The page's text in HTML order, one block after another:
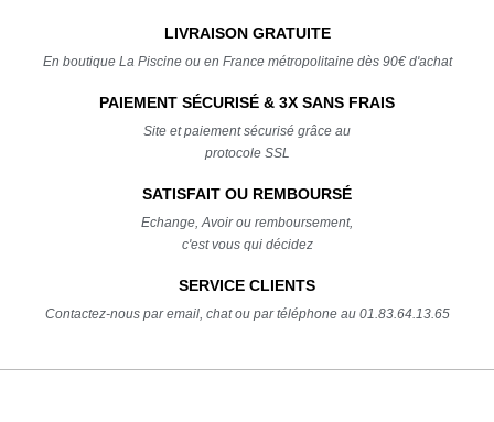
LIVRAISON GRATUITE
En boutique La Piscine ou en France métropolitaine dès 90€ d'achat
PAIEMENT SÉCURISÉ & 3X SANS FRAIS
Site et paiement sécurisé grâce au
protocole SSL
SATISFAIT OU REMBOURSÉ
Echange, Avoir ou remboursement,
c'est vous qui décidez
SERVICE CLIENTS
Contactez-nous par email, chat ou par téléphone au 01.83.64.13.65